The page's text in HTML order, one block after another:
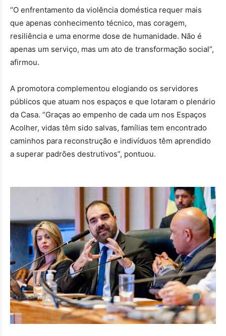
“O enfrentamento da violência doméstica requer mais
que apenas conhecimento técnico, mas coragem,
resiliência e uma enorme dose de humanidade. Não é
apenas um serviço, mas um ato de transformação social”,
afirmou.
A promotora complementou elogiando os servidores
públicos que atuam nos espaços e que lotaram o plenário
da Casa. “Graças ao empenho de cada um nos Espaços
Acolher, vidas têm sido salvas, famílias tem encontrado
caminhos para reconstrução e indivíduos têm aprendido
a superar padrões destrutivos”, pontuou.